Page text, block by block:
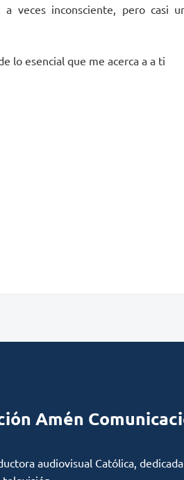
veces inconsciente, pero casi
lo esencial que me acerca a a ti
Amén
audiovisual Católica,